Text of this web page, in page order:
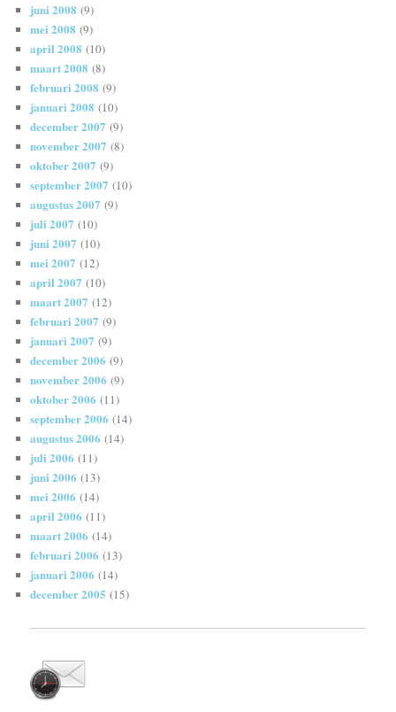
juni 2008 (9)
mei 2008 (9)
april 2008 (10)
maart 2008 (8)
februari 2008 (9)
januari 2008 (10)
december 2007 (9)
november 2007 (8)
oktober 2007 (9)
september 2007 (10)
augustus 2007 (9)
juli 2007 (10)
juni 2007 (10)
mei 2007 (12)
april 2007 (10)
maart 2007 (12)
februari 2007 (9)
januari 2007 (9)
december 2006 (9)
november 2006 (9)
oktober 2006 (11)
september 2006 (14)
augustus 2006 (14)
juli 2006 (11)
juni 2006 (13)
mei 2006 (14)
april 2006 (11)
maart 2006 (14)
februari 2006 (13)
januari 2006 (14)
december 2005 (15)